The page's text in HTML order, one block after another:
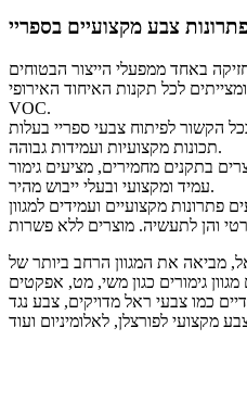
צבע מקצועיים בספריי
באחד ממפעלי הייצור הבטוחים
VOC.
הקשור לפיתוח צבעי ספריי בעלות
תכונות מקצועיות ועמידות גבוהה.
בתקנים מחמירים, מציעים גימור
עמיד ומקצועי ובעלי ייבוש מהיר.
פתרונות מקצועיים ועמידים למגוון
מביאה את המגוון הרחב ביותר של
גימורים כגון משי, מט, אפקטים
כמו צבעי ראל מדויקים, צבע נגד